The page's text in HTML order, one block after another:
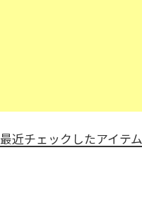
最近チェックしたアイテム